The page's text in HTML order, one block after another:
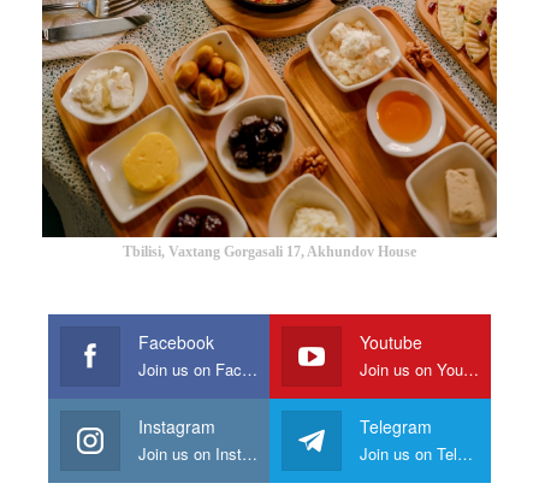
Tbilisi, Vaxtang Gorgasali 17, Akhundov House
Facebook
Join us on Facebook
Youtube
Join us on Youtube
Instagram
Join us on Instagram
Telegram
Join us on Telegram